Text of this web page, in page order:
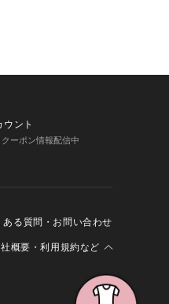
ント
ーポン情報配信中
ある質問・お問い合わせ
概要・利用規約など
関する法律に基づく表示
セスログについて